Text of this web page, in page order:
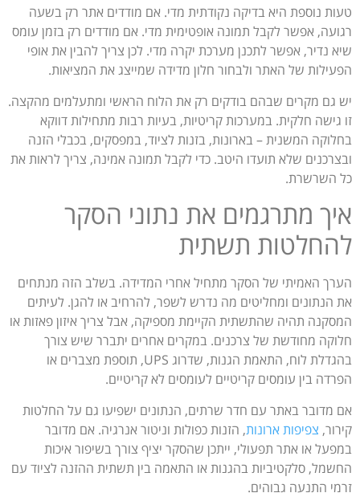
טעות נוספת היא בדיקה נקודתית מדי. אם מודדים אתר רק בשעה
רגועה, אפשר לקבל תמונה אופטימית מדי. אם מודדים רק בזמן עומס
שיא נדיר, אפשר לתכנן מערכת יקרה מדי. לכן צריך להבין את אופי
הפעילות של האתר ולבחור חלון מדידה שמייצג את המציאות.
יש גם מקרים שבהם בודקים רק את הלוח הראשי ומתעלמים מהקצה.
זו גישה חלקית. במערכות קריטיות, בעיות רבות מתחילות דווקא
בחלוקה המשנית – בארונות, בזנות לציוד, במפסקים, בכבלי הזנה
ובצרכנים שלא תועדו היטב. כדי לקבל תמונה אמינה, צריך לראות את
כל השרשרת.
איך מתרגמים את נתוני הסקר
להחלטות תשתית
הערך האמיתי של הסקר מתחיל אחרי המדידה. בשלב הזה מנתחים
את הנתונים ומחליטים מה נדרש לשפר, להרחיב או להגן. לעיתים
המסקנה תהיה שהתשתית הקיימת מספיקה, אבל צריך איזון פאזות או
חלוקה מחודשת של צרכנים. במקרים אחרים יתברר שיש צורך
בהגדלת לוח, התאמת הגנות, שדרוג UPS, תוספת מצברים או
הפרדה בין עומסים קריטיים לעומסים לא קריטיים.
אם מדובר באתר עם חדר שרתים, הנתונים ישפיעו גם על החלטות
קירור, צפיפות ארונות, הזנות כפולות וניטור אנרגיה. אם מדובר
במפעל או אתר תפעולי, ייתכן שהסקר יציף צורך בשיפור איכות
החשמל, סלקטיביות בהגנות או התאמה בין תשתית ההזנה לציוד עם
זרמי התנעה גבוהים.